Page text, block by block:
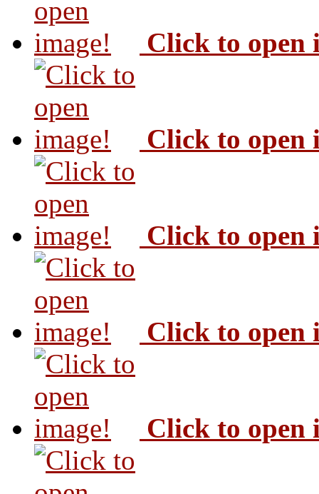
Click to open
Click to open
Click to open
Click to open
Click to open